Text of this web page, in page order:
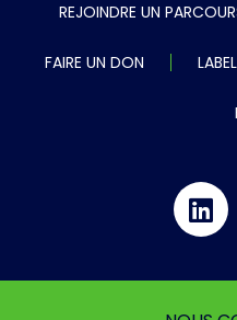
REJOINDRE UN
FAIRE UN DON